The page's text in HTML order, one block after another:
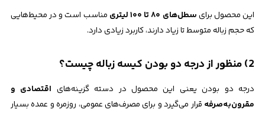
این محصول برایسطل‌های ۸۰ تا ۱۰۰ لیتری
مناسب است و در محیط‌هایی
که حجم زباله متوسط تا زیاد دارند، کاربرد زیادی دارد.
2) منظور از درجه دو بودن کیسه زباله چیست؟
درجه دو بودن یعنی این محصول در دسته گزینه‌های اقتصادی و
مقرون‌به‌صرفه قرار می‌گیرد و برای مصرف‌های عمومی، روزمره و عمده بسیار